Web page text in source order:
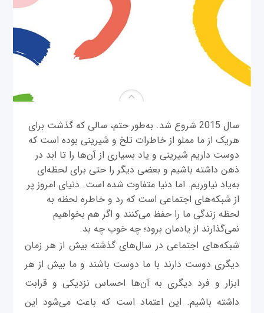
سال 2015 شروع شد. به‌طور حتم، سالی که گذشت برای
هریک از ما مملو از خاطرات تلخ و شیرینی بوده است که
دوست داریم شیرینی و یاد بسیاری از آن‌ها را تا ابد در
ذهن داشته باشیم و بعضی دیگر را حتی برای لحظه‌ای
به‌یاد نیاوریم. اما دنیا متفاوت شده است. دنیای امروز پر
از شبکه‌های اجتماعی است که رد و خاطره لحظه به
لحظه زندگی ما را حفظ می‌کنند و اگر هم بخواهیم
نمی‌گذارند از یادمان برود؛ چه خوب چه بد.
شبکه‌های اجتماعی در سال‌های گذشته بیش از هر زمان
دیگری دوست دارند با ما دوست باشند و ما بیش از هر
ابزار و فرد دیگری به آن‌ها احساس نزدیکی و قرابت
داشته باشیم. این اعتماد است که باعث می‌شود این